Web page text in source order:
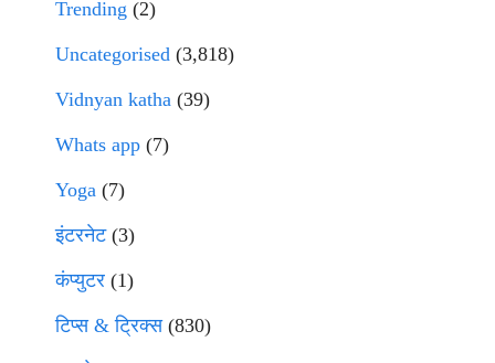
Trending (2)
Uncategorised (3,818)
Vidnyan katha (39)
Whats app (7)
Yoga (7)
इंटरनेट(3)
कंप्युटर (1)
टिप्स & ट्रिक्स(830)